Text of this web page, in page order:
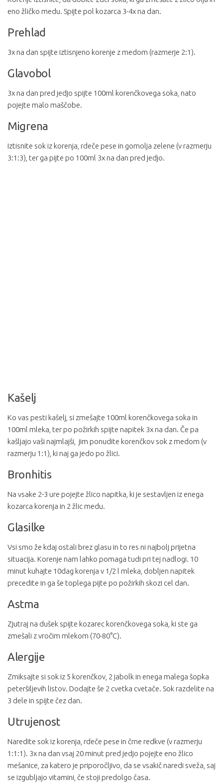
eno žličko medu. Spijte pol kozarca 3-4x na dan.
Prehlad
3x na dan spijte iztisnjeno korenje z medom (razmerje 2:1).
Glavobol
3x na dan pred jedjo spijte 100ml korenčkovega soka, nato
pojejte malo maščobe.
Migrena
Iztisnite sok iz korenja, rdeče pese in gomolja zelene (v razmerju
3:1:3), ter ga pijte po 100ml 3x na dan pred jedjo.
Kašelj
Ko vas pesti kašelj, si zmešajte 100ml korenčkovega soka in
100ml mleka, ter po požirkih spijte napitek 3x na dan. Če pa
kašljajo vaši najmlajši, jim ponudite korenčkov sok z medom (v
razmerju 1:1), ki naj ga jedo po žlici.
Bronhitis
Na vsake 2-3 ure pojejte žlico napitka, ki je sestavljen iz enega
kozarca korenja in 2 žlic medu.
Glasilke
Vsi smo že kdaj ostali brez glasu in to res ni najbolj prijetna
situacija. Korenje nam lahko pomaga tudi pri tej nadlogi. 10
minut kuhajte 10dag korenja v 1/2 l mleka, dobljen napitek
precedite in ga še toplega pijte po požirkih skozi cel dan.
Astma
Zjutraj na dušek spijte kozarec korenčkovega soka, ki ste ga
zmešali z vročim mlekom (70-80°C).
Alergije
Zmiksajte si sok iz 5 korenčkov, 2 jabolk in enega malega šopka
peteršiljevih listov. Dodajte še 2 cvetka cvetače. Sok razdelite na
3 dele in spijte čez dan.
Utrujenost
Naredite sok iz korenja, rdeče pese in črne redkve (v razmerju
1:1:1). 3x na dan vsaj 20 minut pred jedjo pojejte eno žlico
mešanice, za katero je priporočljivo, da se vsakič naredi sveža, saj
se izgubljajo vitamini, če stoji predolgo časa.